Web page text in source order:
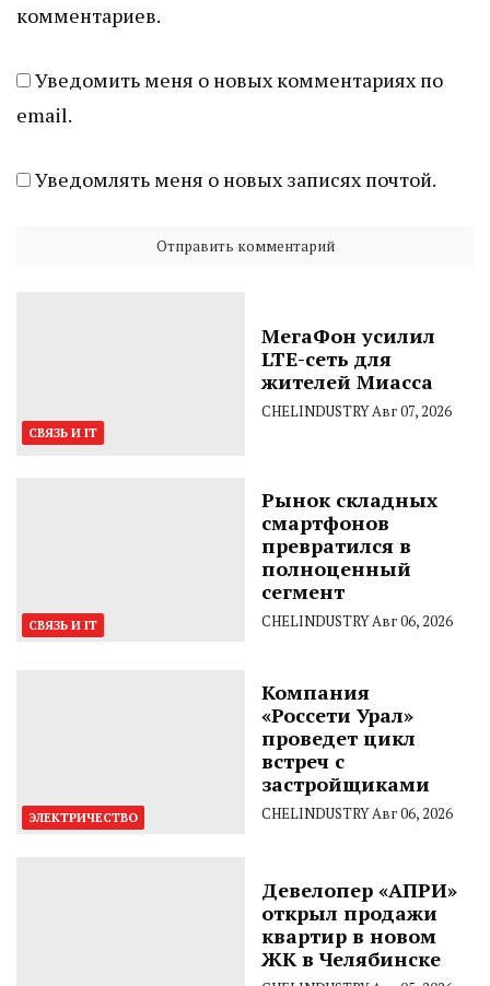
комментариев.
Уведомить меня о новых комментариях по
email.
Уведомлять меня о новых записях почтой.
СВЯЗЬ И IT
МегаФон усилил
LTE-сеть для
жителей Миасса
CHELINDUSTRYАвг 07, 2026
СВЯЗЬ И IT
Рынок складных
смартфонов
превратился в
полноценный
сегмент
CHELINDUSTRYАвг 06, 2026
ЭЛЕКТРИЧЕСТВО
Компания
«Россети Урал»
проведет цикл
встреч с
застройщиками
CHELINDUSTRYАвг 06, 2026
Девелопер «АПРИ»
открыл продажи
квартир в новом
ЖК в Челябинске